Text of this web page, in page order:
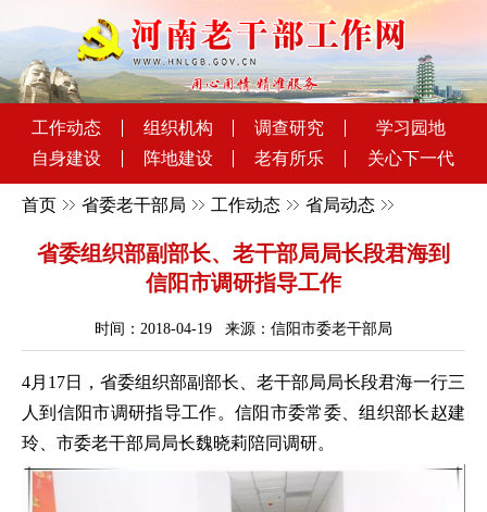
工作动态 组织机构 调查研究
学习园地
自身建设
阵地建设 老有所乐 关心下一代
首页 省委老干部局 工作动态 省局动态
省委组织部副部长、老干部局局长段君海到
信阳市调研指导工作
时间：2018-04-19 来源：信阳市委老干部局
4月17日，省委组织部副部长、老干部局局长段君海一行三
人到信阳市调研指导工作。信阳市委常委、组织部长赵建
玲、市委老干部局局长魏晓莉陪同调研。